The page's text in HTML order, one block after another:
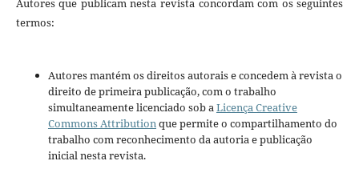
Autores que publicam nesta revista concordam com os seguintes
termos:
Autores mantém os direitos autorais e concedem à revista o
direito de primeira publicação, com o trabalho
simultaneamente licenciado sob aLicença Creative
Commons Attributionque permite o compartilhamento do
trabalho com reconhecimento da autoria e publicação
inicial nesta revista.